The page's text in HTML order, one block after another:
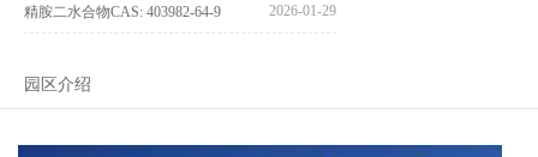
精胺二水合物CAS: 403982-64-9 2026-01-29
园区介绍